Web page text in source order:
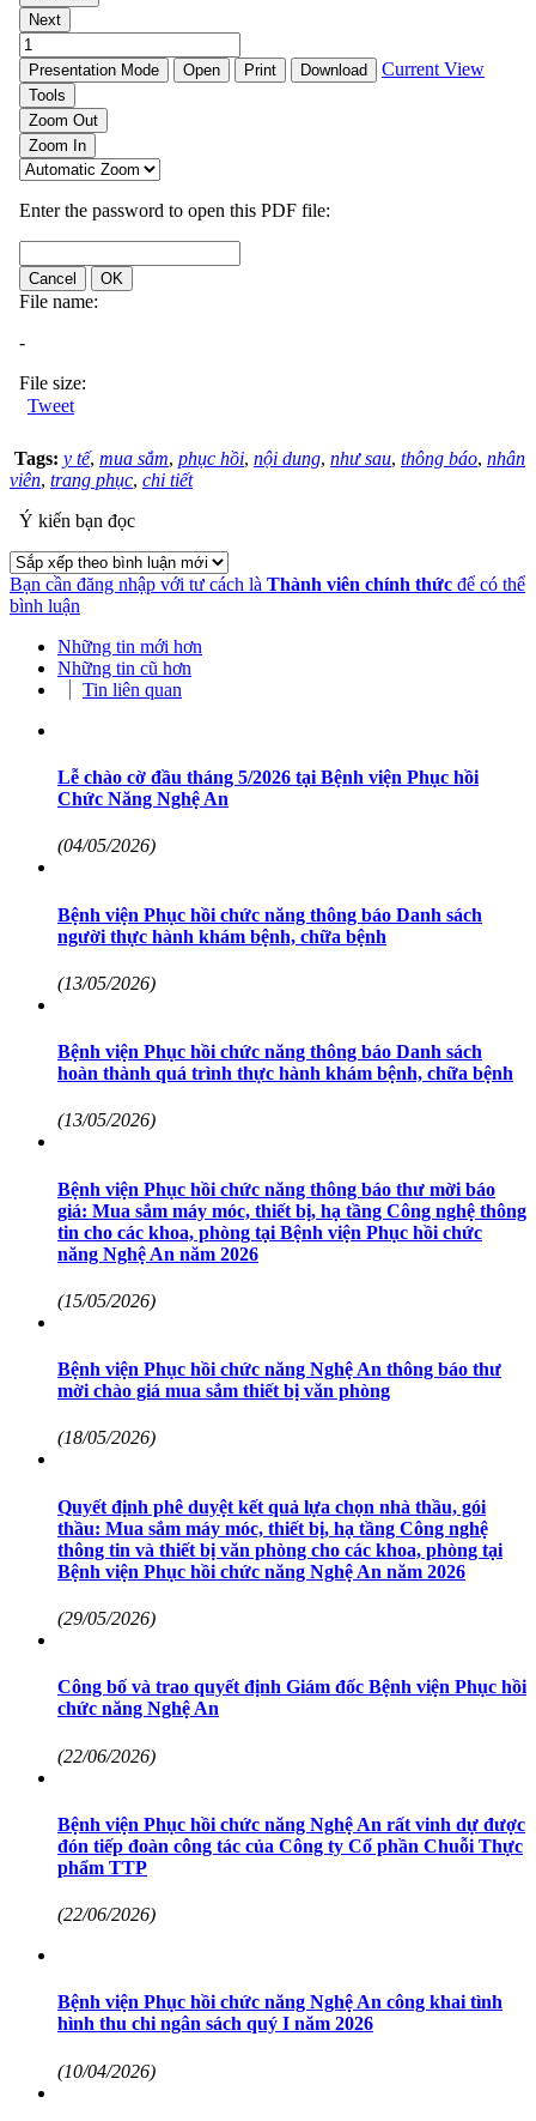
Tweet
Tags: y tế, mua sắm, phục hồi, nội dung, như sau, thông báo, nhân
viên, trang phục, chi tiết
Ý kiến bạn đọc
Bạn cần đăng nhập với tư cách là Thành viên chính thức để có thể
bình luận
Những tin mới hơn
Những tin cũ hơn
Tin liên quan
Lễ chào cờ đầu tháng 5/2026 tại Bệnh viện Phục hồi
Chức Năng Nghệ An
(04/05/2026)
Bệnh viện Phục hồi chức năng thông báo Danh sách
người thực hành khám bệnh, chữa bệnh
(13/05/2026)
Bệnh viện Phục hồi chức năng thông báo Danh sách
hoàn thành quá trình thực hành khám bệnh, chữa bệnh
(13/05/2026)
Bệnh viện Phục hồi chức năng thông báo thư mời báo
giá: Mua sắm máy móc, thiết bị, hạ tầng Công nghệ thông
tin cho các khoa, phòng tại Bệnh viện Phục hồi chức
năng Nghệ An năm 2026
(15/05/2026)
Bệnh viện Phục hồi chức năng Nghệ An thông báo thư
mời chào giá mua sắm thiết bị văn phòng
(18/05/2026)
Quyết định phê duyệt kết quả lựa chọn nhà thầu, gói
thầu: Mua sắm máy móc, thiết bị, hạ tầng Công nghệ
thông tin và thiết bị văn phòng cho các khoa, phòng tại
Bệnh viện Phục hồi chức năng Nghệ An năm 2026
(29/05/2026)
Công bố và trao quyết định Giám đốc Bệnh viện Phục hồi
chức năng Nghệ An
(22/06/2026)
Bệnh viện Phục hồi chức năng Nghệ An rất vinh dự được
đón tiếp đoàn công tác của Công ty Cổ phần Chuỗi Thực
phẩm TTP
(22/06/2026)
Bệnh viện Phục hồi chức năng Nghệ An công khai tình
hình thu chi ngân sách quý I năm 2026
(10/04/2026)